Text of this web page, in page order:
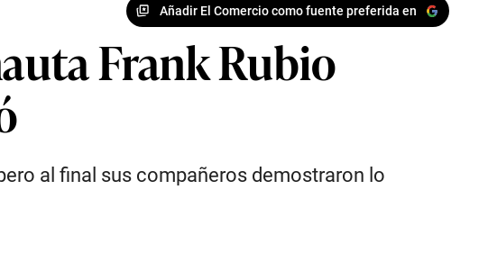
Añadir El Comercio como fuente preferida en
Frank Rubio
al final sus compañeros demostraron lo